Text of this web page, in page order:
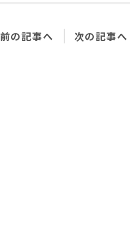
e
b
l
前の記事へ 次の記事へ